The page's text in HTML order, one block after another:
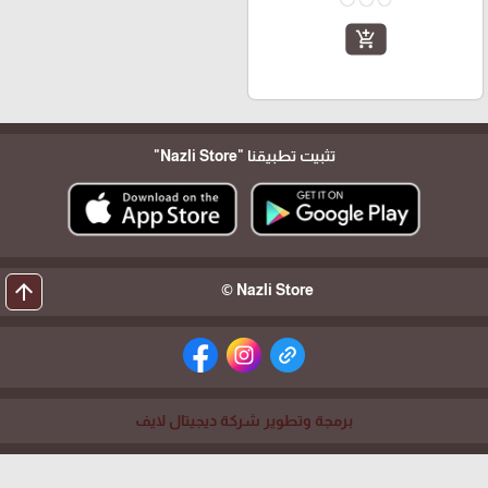
add_shopping_cart
تثبيت تطبيقنا "Nazli Store"
Nazli Store ©
arrow_upward
برمجة وتطوير شركة ديجيتال لايف